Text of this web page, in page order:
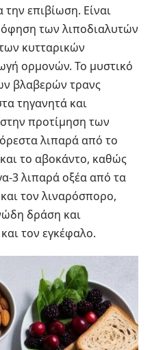
την επιβίωση. Είναι
των λιποδιαλυτών
κυτταρικών
ορμονών. Το μυστικό
βλαβερών τρανς
τηγανητά και
προτίμηση των
λιπαρά από το
το αβοκάντο, καθώς
3 λιπαρά οξέα από τα
τον λιναρόσπορο,
δράση και
τον εγκέφαλο.